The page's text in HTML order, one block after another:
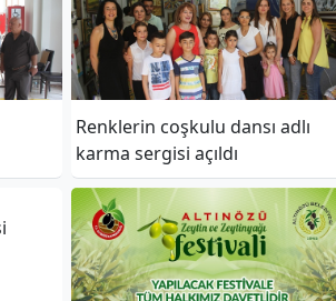
Renklerin coşkulu dansı adlı
karma sergisi açıldı